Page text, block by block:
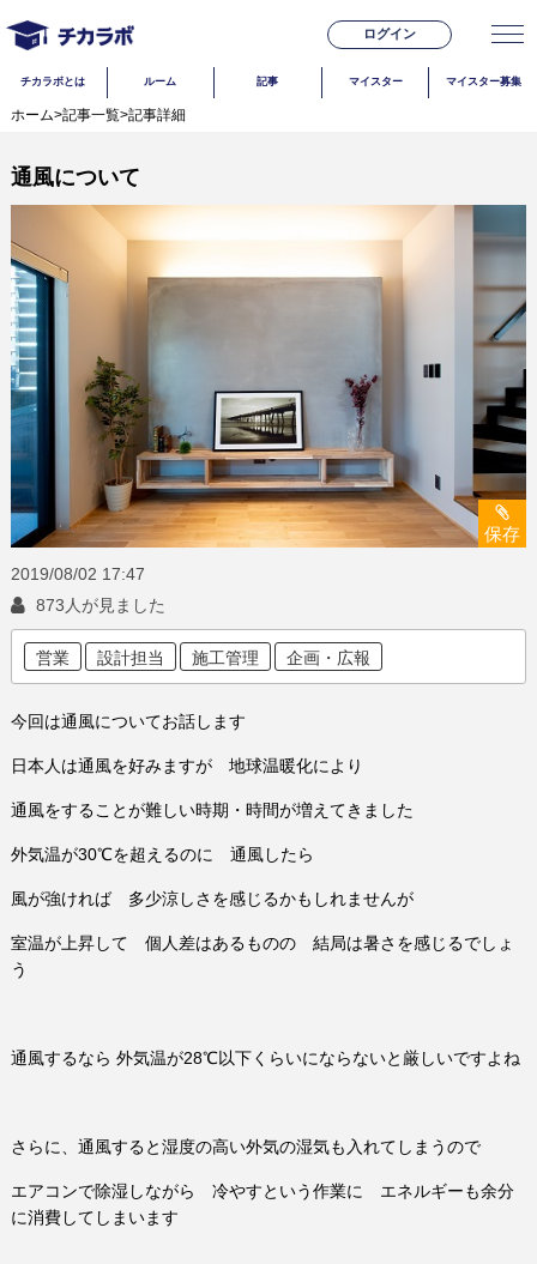
ログイン
チカラボとは ルーム 記事 マイスター マイスター募集
ホーム>記事一覧>記事詳細
通風について
保存
2019/08/02 17:47
873人が見ました
営業 設計担当 施工管理 企画・広報
今回は通風についてお話します
日本人は通風を好みますが 地球温暖化により
通風をすることが難しい時期・時間が増えてきました
外気温が30℃を超えるのに 通風したら
風が強ければ 多少涼しさを感じるかもしれませんが
室温が上昇して 個人差はあるものの 結局は暑さを感じるでしょ
う
通風するなら 外気温が28℃以下くらいにならないと厳しいですよね
さらに、通風すると湿度の高い外気の湿気も入れてしまうので
エアコンで除湿しながら 冷やすという作業に エネルギーも余分
に消費してしまいます